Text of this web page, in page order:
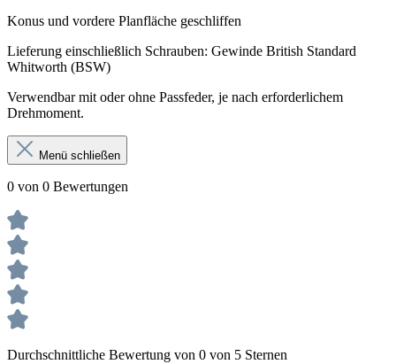
Konus und vordere Planfläche geschliffen
Lieferung einschließlich Schrauben: Gewinde British Standard
Whitworth (BSW)
Verwendbar mit oder ohne Passfeder, je nach erforderlichem
Drehmoment.
Menü schließen
0 von 0 Bewertungen
Durchschnittliche Bewertung von 0 von 5 Sternen